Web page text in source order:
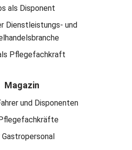
als Disponent
Dienstleistungs- und
Pflegefachkraft
Magazin
und Disponenten
Gastropersonal